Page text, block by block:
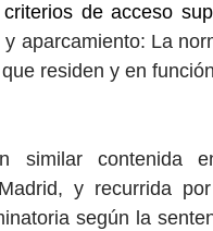
de acceso
aparcamiento: La
residen y en
similar contenida
y recurrida
según la